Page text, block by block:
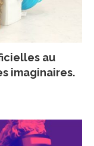
au
imaginaires.